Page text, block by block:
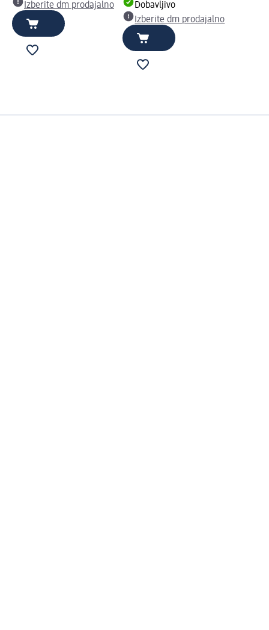
Izberite dm prodajalno
Dobavljivo
Izberite dm prodajalno